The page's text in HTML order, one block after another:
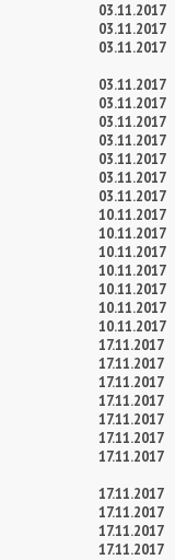
03.11.2017
03.11.2017
03.11.2017
03.11.2017
03.11.2017
03.11.2017
03.11.2017
03.11.2017
03.11.2017
03.11.2017
10.11.2017
10.11.2017
10.11.2017
10.11.2017
10.11.2017
10.11.2017
10.11.2017
17.11.2017
17.11.2017
17.11.2017
17.11.2017
17.11.2017
17.11.2017
17.11.2017
17.11.2017
17.11.2017
17.11.2017
17.11.2017